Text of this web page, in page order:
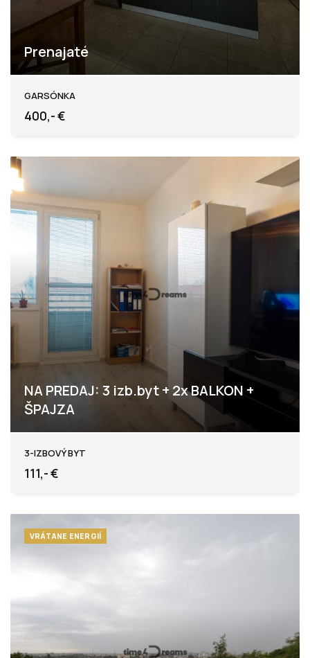
Prenajaté
Z.Nejedlého, Levice
GARSÓNKA
400,- €
NA PREDAJ: 3 izb.byt + 2x BALKON +
ŠPAJZA
3-IZBOVÝ BYT
111,- €
VRÁTANE ENERGIÍ